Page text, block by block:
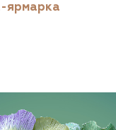
ярмарка